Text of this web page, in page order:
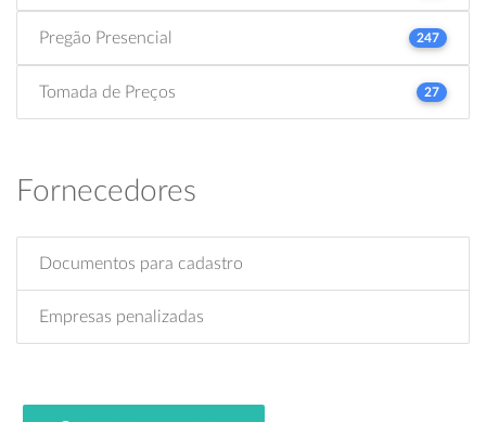
Pregão Presencial 247
Tomada de Preços 27
Fornecedores
Documentos para cadastro
Empresas penalizadas